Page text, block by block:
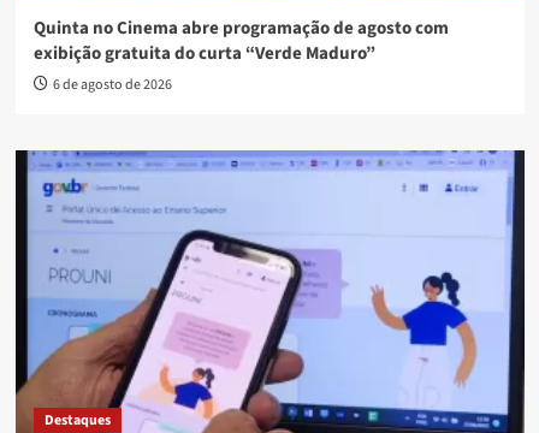
Quinta no Cinema abre programação de agosto com
exibição gratuita do curta “Verde Maduro”
6 de agosto de 2026
Destaques